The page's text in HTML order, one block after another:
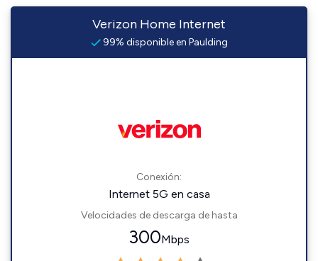
Verizon Home Internet
99% disponible en Paulding
Conexión:
Internet 5G en casa
Velocidades de descarga de hasta
300Mbps